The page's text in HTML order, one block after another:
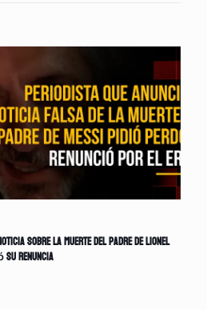
sobre la muerte del padre de Lionel
su renuncia